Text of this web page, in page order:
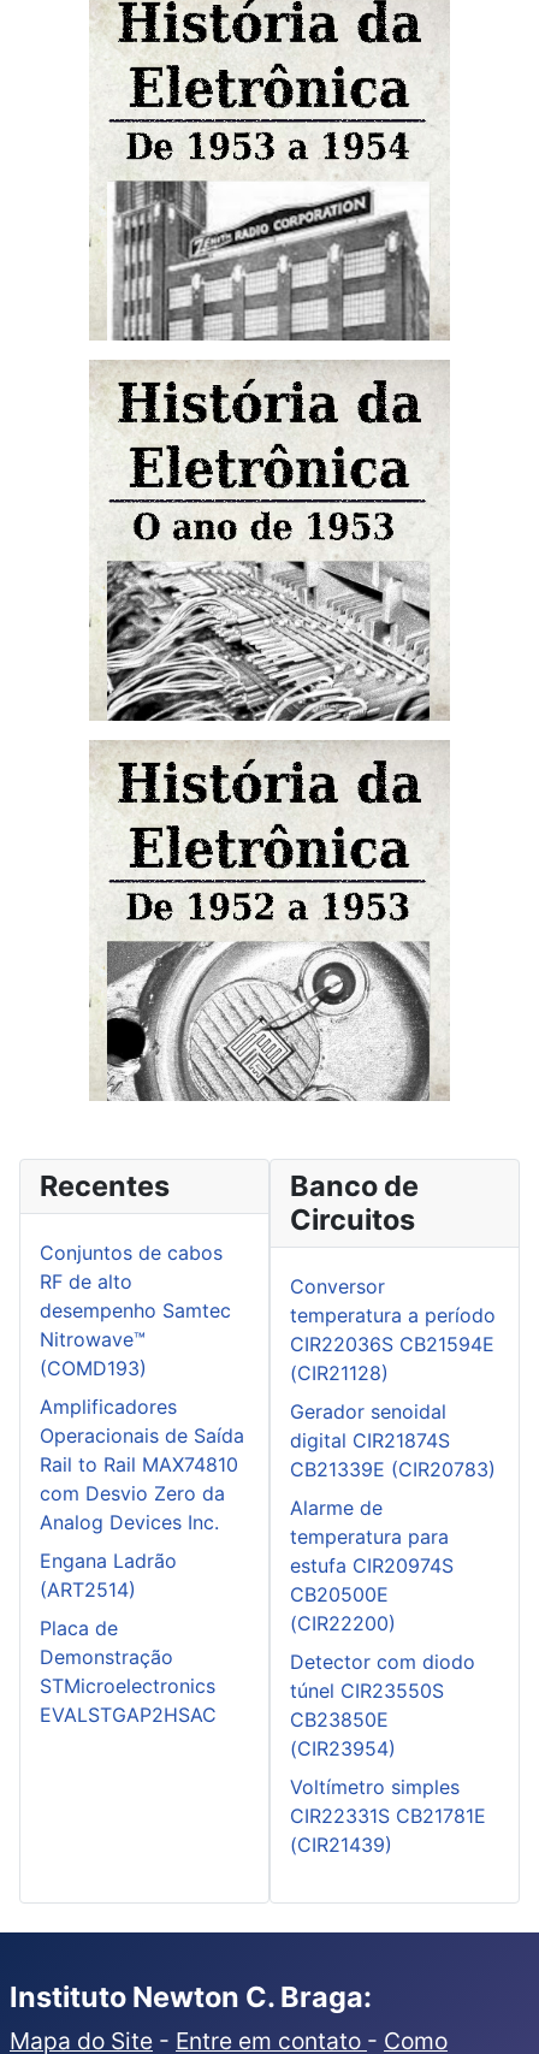
Recentes
Conjuntos de cabos
RF de alto
desempenho Samtec
Nitrowave™
(COMD193)
Amplificadores
Operacionais de Saída
Rail to Rail MAX74810
com Desvio Zero da
Analog Devices Inc.
Engana Ladrão
(ART2514)
Placa de
Demonstração
STMicroelectronics
EVALSTGAP2HSAC
Banco de
Circuitos
Conversor
temperatura a período
CIR22036S CB21594E
(CIR21128)
Gerador senoidal
digital CIR21874S
CB21339E (CIR20783)
Alarme de
temperatura para
estufa CIR20974S
CB20500E
(CIR22200)
Detector com diodo
túnel CIR23550S
CB23850E
(CIR23954)
Voltímetro simples
CIR22331S CB21781E
(CIR21439)
Instituto Newton C. Braga:
Mapa do Site - Entre em contato - Como